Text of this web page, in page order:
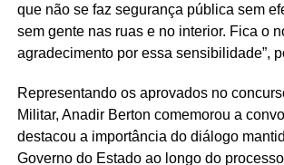
que não se faz segurança pública sem
sem gente nas ruas e no interior. Fica o
agradecimento por essa sensibilidade”,
Representando os aprovados no
Militar, Anadir Berton comemorou a
destacou a importância do diálogo
Governo do Estado ao longo do